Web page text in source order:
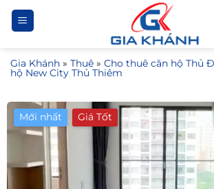
Bỏ
qua
dung
Gia Khánh » Thuê » Cho thuê căn hộ Thủ
hộ New City Thủ Thiêm
Mới nhất Giá Tốt